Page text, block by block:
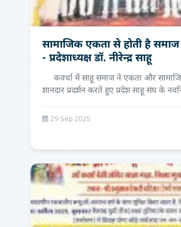
सामाजिक एकता से होती है
- प्रदेशाध्यक्ष डॉ. नीरेन्द्र साहू
कवर्धा में साहू समाज ने एकता और
शानदार प्रदर्शन करते हुए प्रदेश साहू संघ के
29 Sep 2025